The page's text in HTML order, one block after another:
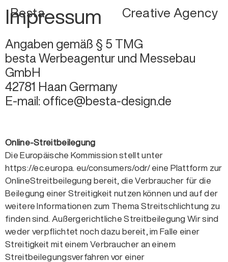
Besta Creative Agency
Impressum
Angaben gemäß § 5 TMG
besta Werbeagentur und Messebau
GmbH
42781 Haan Germany
E-mail: office@besta-design.de
Online-Streitbeilegung
Die Europäische Kommission stellt unter
https://ec.europa. eu/consumers/odr/ eine Plattform zur
OnlineStreitbeilegung bereit, die Verbraucher für die
Beilegung einer Streitigkeit nutzen können und auf der
weitere Informationen zum Thema Streitschlichtung zu
finden sind. Außergerichtliche Streitbeilegung Wir sind
weder verpflichtet noch dazu bereit, im Falle einer
Streitigkeit mit einem Verbraucher an einem
Streitbeilegungsverfahren vor einer